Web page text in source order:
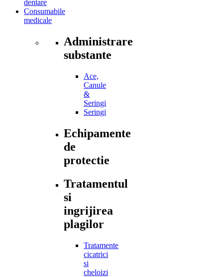
dentare
Consumabile
medicale
Administrare
substante
Ace,
Canule
&
Seringi
Seringi
Echipamente
de
protectie
Tratamentul
si
ingrijirea
plagilor
Tratamente
cicatrici
si
cheloizi